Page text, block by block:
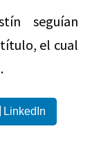
seguían
el cual
LinkedIn